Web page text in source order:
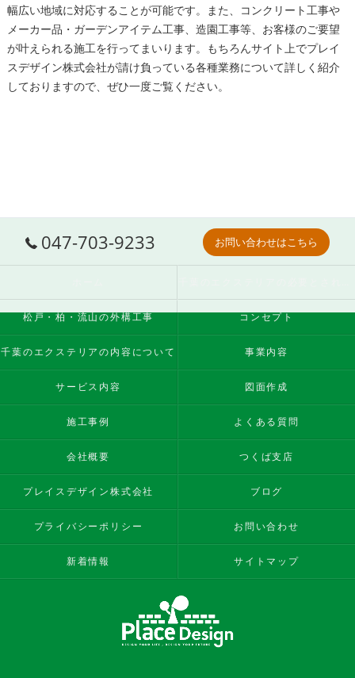
幅広い地域に対応することが可能です。また、コンクリート工事や
メーカー品・ガーデンアイテム工事、造園工事等、お客様のご要望
が叶えられる施工を行ってまいります。もちろんサイト上でプレイ
スデザイン株式会社が請け負っている各種業務について詳しく紹介
しておりますので、ぜひ一度ご覧ください。
047-703-9233 お問い合わせはこちら
松戸・柏・流山の外構工事 コンセプト
千葉のエクステリアの内容について 事業内容
サービス内容 図面作成
施工事例 よくある質問
会社概要 つくば支店
プレイスデザイン株式会社 ブログ
プライバシーポリシー お問い合わせ
新着情報 サイトマップ